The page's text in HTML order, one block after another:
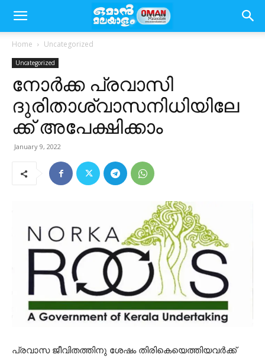
Home Uncategorized
Uncategorized
നോർക്ക പ്രവാസി
ദുരിതാശ്വാസനിധിയിലേ
ക്ക് അപേക്ഷിക്കാം
January 9, 2022
പ്രവാസ ജീവിതത്തിനു ശേഷം തിരികെയെത്തിയവർക്ക്